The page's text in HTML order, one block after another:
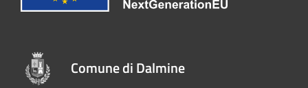
Comune di Dalmine